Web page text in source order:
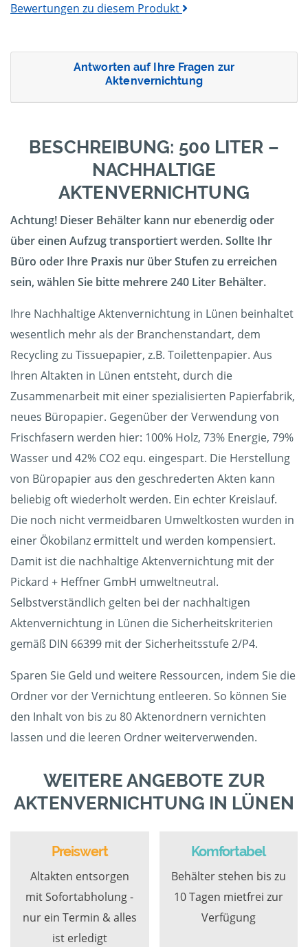
Bewertungen zu diesem Produkt
Antworten auf Ihre Fragen zur
Aktenvernichtung
BESCHREIBUNG: 500 LITER –
NACHHALTIGE
AKTENVERNICHTUNG
Achtung! Dieser Behälter kann nur ebenerdig oder
über einen Aufzug transportiert werden. Sollte Ihr
Büro oder Ihre Praxis nur über Stufen zu erreichen
sein, wählen Sie bitte mehrere 240 Liter Behälter.
Ihre Nachhaltige Aktenvernichtung in Lünen beinhaltet
wesentlich mehr als der Branchenstandart, dem
Recycling zu Tissuepapier, z.B. Toilettenpapier. Aus
Ihren Altakten in Lünen entsteht, durch die
Zusammenarbeit mit einer spezialisierten Papierfabrik,
neues Büropapier. Gegenüber der Verwendung von
Frischfasern werden hier: 100% Holz, 73% Energie, 79%
Wasser und 42% CO2 equ. eingespart. Die Herstellung
von Büropapier aus den geschrederten Akten kann
beliebig oft wiederholt werden. Ein echter Kreislauf.
Die noch nicht vermeidbaren Umweltkosten wurden in
einer Ökobilanz ermittelt und werden kompensiert.
Damit ist die nachhaltige Aktenvernichtung mit der
Pickard + Heffner GmbH umweltneutral.
Selbstverständlich gelten bei der nachhaltigen
Aktenvernichtung in Lünen die Sicherheitskriterien
gemäß DIN 66399 mit der Sicherheitsstufe 2/P4.
Sparen Sie Geld und weitere Ressourcen, indem Sie die
Ordner vor der Vernichtung entleeren. So können Sie
den Inhalt von bis zu 80 Aktenordnern vernichten
lassen und die leeren Ordner weiterverwenden.
WEITERE ANGEBOTE ZUR
AKTENVERNICHTUNG IN LÜNEN
Preiswert
Altakten entsorgen
mit Sofortabholung -
nur ein Termin & alles
ist erledigt
Komfortabel
Behälter stehen bis zu
10 Tagen mietfrei zur
Verfügung